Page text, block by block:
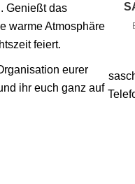
Genießt das
warme Atmosphäre
feiert.
eurer
ihr euch ganz auf